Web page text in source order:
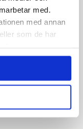
med.
med annan
som de har
dina